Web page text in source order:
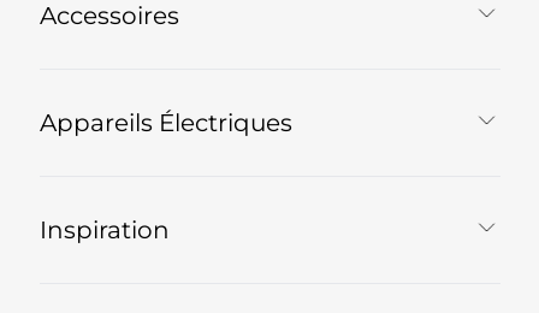
Accessoires
Appareils Électriques
Inspiration